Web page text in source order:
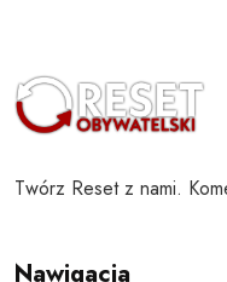
Twórz Reset z nami.
Nawigacja